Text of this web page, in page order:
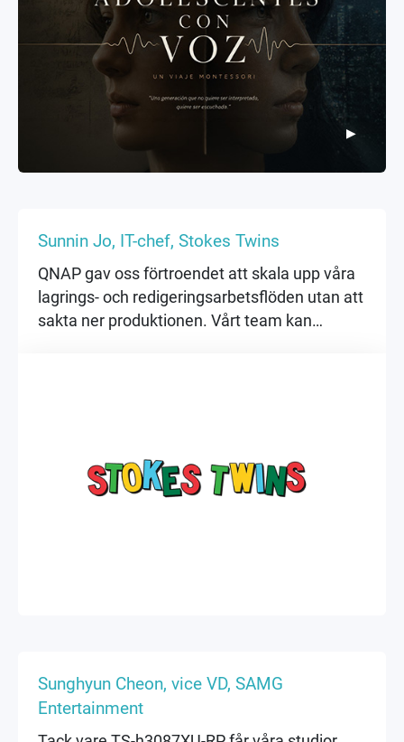
▶
Sunnin Jo, IT-chef, Stokes Twins
QNAP gav oss förtroendet att skala upp våra
lagrings- och redigeringsarbetsflöden utan att
sakta ner produktionen. Vårt team kan
Sunghyun Cheon, vice VD, SAMG
Entertainment